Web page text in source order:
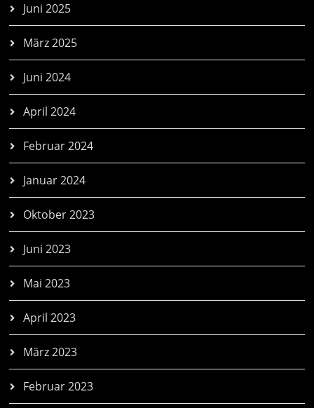
Juni 2025
März 2025
Juni 2024
April 2024
Februar 2024
Januar 2024
Oktober 2023
Juni 2023
Mai 2023
April 2023
März 2023
Februar 2023